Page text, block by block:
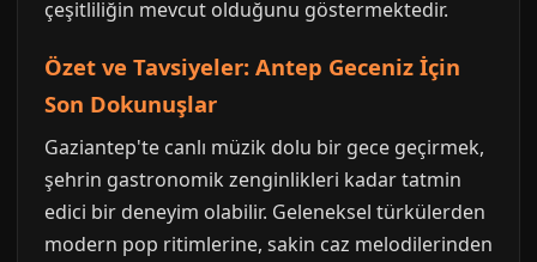
çeşitliliğin mevcut olduğunu göstermektedir.
Özet ve Tavsiyeler: Antep Geceniz İçin
Son Dokunuşlar
Gaziantep'te canlı müzik dolu bir gece geçirmek,
şehrin gastronomik zenginlikleri kadar tatmin
edici bir deneyim olabilir. Geleneksel türkülerden
modern pop ritimlerine, sakin caz melodilerinden